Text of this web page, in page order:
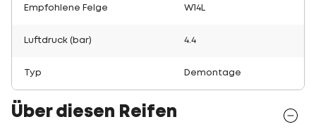
Empfohlene Felge W14L
Luftdruck (bar) 4.4
Typ Demontage
Über diesen Reifen